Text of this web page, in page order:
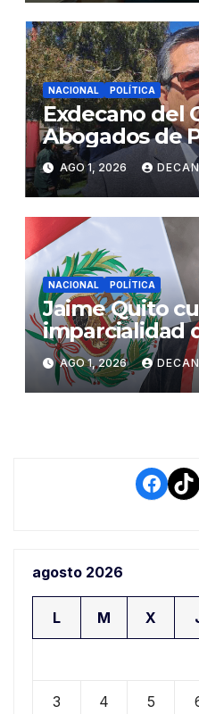
NACIONAL POLÍTICA
Exdecano del
Abogados de
propuestas
ciudadana
AGO 1, 2026
NACIONAL POLÍTICA
Jaime Quito
imparcialidad
de Ollanta
AGO 1, 2026
agosto 2026
L M X
3 4 5